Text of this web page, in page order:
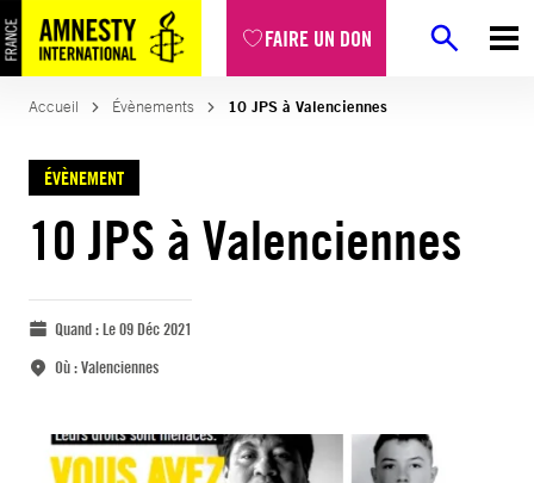
FAIRE UN DON
Accueil Évènements 10 JPS à Valenciennes
ÉVÈNEMENT
10 JPS à Valenciennes
Quand :Le 09 Déc 2021
Où :Valenciennes